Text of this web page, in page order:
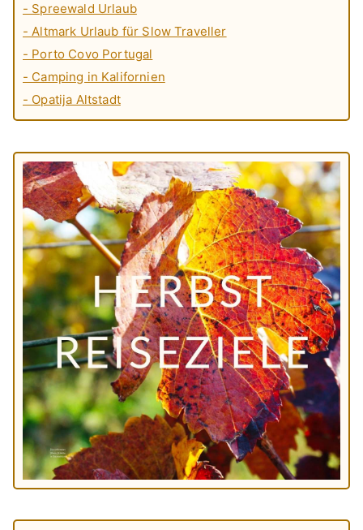
- Spreewald Urlaub
- Altmark Urlaub für Slow Traveller
- Porto Covo Portugal
- Camping in Kalifornien
- Opatija Altstadt